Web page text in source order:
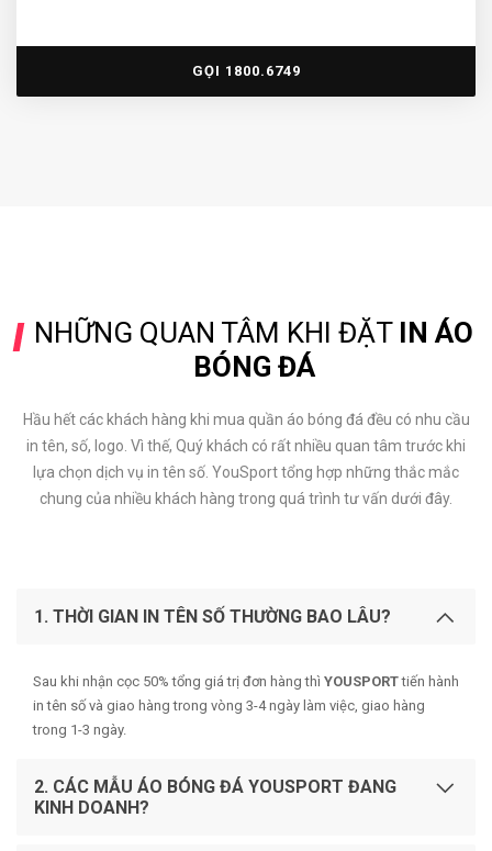
GỌI 1800.6749
NHỮNG QUAN TÂM KHI ĐẶT IN ÁO
BÓNG ĐÁ
Hầu hết các khách hàng khi mua quần áo bóng đá đều có nhu cầu
in tên, số, logo. Vì thế, Quý khách có rất nhiều quan tâm trước khi
lựa chọn dịch vụ in tên số. YouSport tổng hợp những thắc mắc
chung của nhiều khách hàng trong quá trình tư vấn dưới đây.
1. THỜI GIAN IN TÊN SỐ THƯỜNG BAO LÂU?
Sau khi nhận cọc 50% tổng giá trị đơn hàng thì YOUSPORTtiến hành
in tên số và giao hàng trong vòng 3-4 ngày làm việc, giao hàng
trong 1-3 ngày.
2. CÁC MẪU ÁO BÓNG ĐÁ YOUSPORT ĐANG
KINH DOANH?